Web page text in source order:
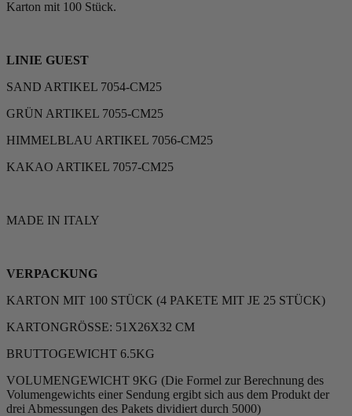
Karton mit 100 Stück.
LINIE GUEST
SAND ARTIKEL 7054-CM25
GRÜN ARTIKEL 7055-CM25
HIMMELBLAU ARTIKEL 7056-CM25
KAKAO ARTIKEL 7057-CM25
MADE IN ITALY
VERPACKUNG
KARTON MIT 100 STÜCK (4 PAKETE MIT JE 25 STÜCK)
KARTONGRÖSSE: 51X26X32 CM
BRUTTOGEWICHT 6.5KG
VOLUMENGEWICHT 9KG (Die Formel zur Berechnung des
Volumengewichts einer Sendung ergibt sich aus dem Produkt der
drei Abmessungen des Pakets dividiert durch 5000)